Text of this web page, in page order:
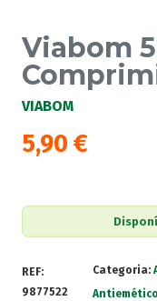
Viabom
VIABOM
5,90 €
REF:
9877522
Categoria: